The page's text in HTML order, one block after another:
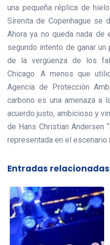
una pequeña réplica de
Sirenita de Copenhague se
Ahora ya no queda nada de
segundo intento de ganar un
de la vergüenza de los
Chicago. A menos que
Agencia de Protección
carbono es una amenaza a
acuerdo justo, ambicioso y
de Hans Christian Andersen
representada en el escenario
Entradas